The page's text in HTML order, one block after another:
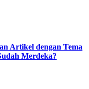
Artikel dengan Tema
Merdeka?